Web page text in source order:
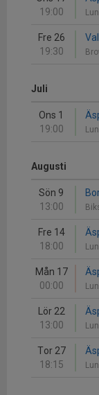
19:00
Fre 26
19:30
Juli
Ons 1
19:00
Augusti
Sön 9
13:00
Fre 14
18:00
Mån 17
00:00
Lör 22
13:00
Tor 27
18:15